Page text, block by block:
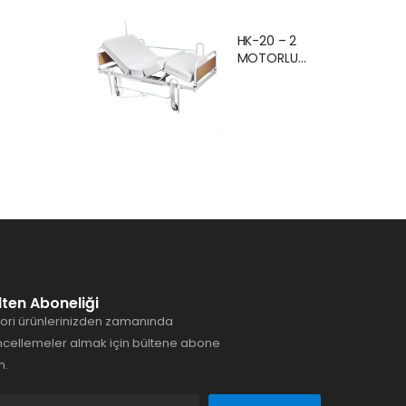
Karyolası
Hasta Yatağı
HK-20 – 2
MOTORLU
Aboneliği
ürünlerinizden zamanında
almak için bültene abone